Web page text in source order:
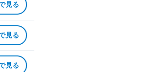
見る
見る
見る